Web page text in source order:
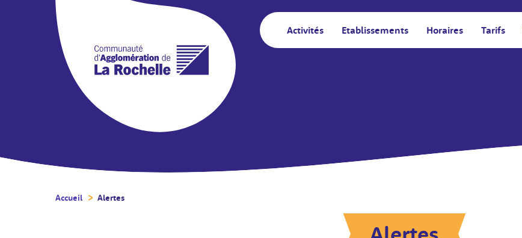
Activités Etablissements Horaires Tarifs
Accueil Alertes